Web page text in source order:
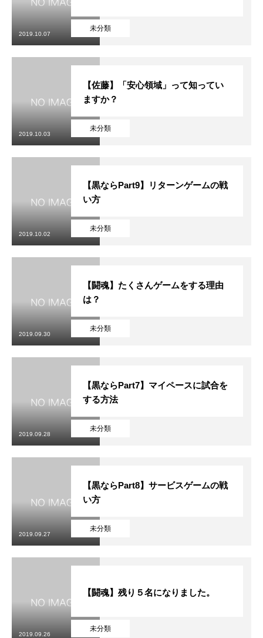
未分類
2019.10.07
未分類
【佐藤】「安心領域」って知ってい
ますか？
2019.10.03
未分類
【黒ならPart9】リターンゲームの戦
い方
2019.10.02
未分類
【闘魂】たくさんゲームをする理由
は？
2019.09.30
未分類
【黒ならPart7】マイペースに試合を
する方法
2019.09.28
未分類
【黒ならPart8】サービスゲームの戦
い方
2019.09.27
未分類
【闘魂】残り５名になりました。
2019.09.26